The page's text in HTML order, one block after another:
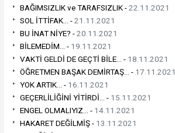
BAĞIMSIZLIK ve TARAFSIZLIK -22.11.2021
SOL İTTİFAK... -21.11.2021
BU İNAT NİYE? -20.11.2021
BİLEMEDİM... - 19.11.2021
VAKTİ GELDİ DE GEÇTİ BİLE... - 18.11.2021
ÖĞRETMEN BAŞAK DEMİRTAŞ... - 17.11.2021
YOK ARTIK... - 16.11.2021
GEÇERLİLİĞİNİ YİTİRDİ... - 15.11.2021
ENGEL OLMALIYIZ... - 14.11.2021
HAKARET DEĞİLMİŞ - 13.11.2021